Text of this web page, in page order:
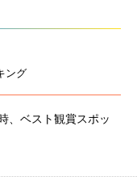
ング
、ベスト観賞スポッ